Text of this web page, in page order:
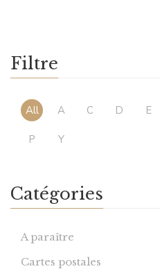
Filtre
All A C D E
P Y
Catégories
A paraître
Cartes postales